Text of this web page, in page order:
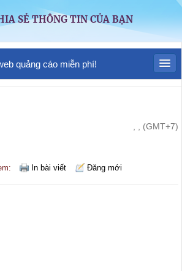
SẺ THÔNG TIN CỦA BẠN
quảng cáo miễn phí!
, , (GMT+7)
In bài viết Đăng mới